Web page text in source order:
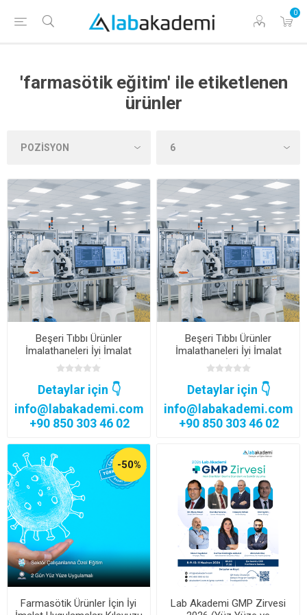
0
'farmasötik eğitim' ile etiketlenen
ürünler
Beşeri Tıbbı Ürünler
İmalathaneleri İyi İmalat
Uygulamaları (GMP) Kılavuzu
Ek-1 Steril Ürünlerin Üretimi
Eğitimi ( Şirketlere Özel)
Detaylar için 👇
info@labakademi.com
+90 850 303 46 02
Beşeri Tıbbı Ürünler
İmalathaneleri İyi İmalat
Uygulamaları (GMP) Kılavuzu
Ek-1 Validasyon Master
Planı ve Validasyon
Yaklaşımı Eğitimi (Şirketlere
Özel)
Detaylar için 👇
info@labakademi.com
+90 850 303 46 02
-50%
Farmasötik Ürünler İçin İyi
Lab Akademi GMP Zirvesi